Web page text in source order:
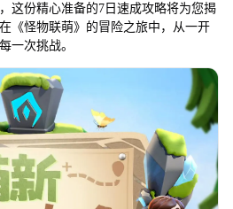
这份精心准备的7日速成攻略将为您揭
《怪物联萌》的冒险之旅中，从一开
一次挑战。